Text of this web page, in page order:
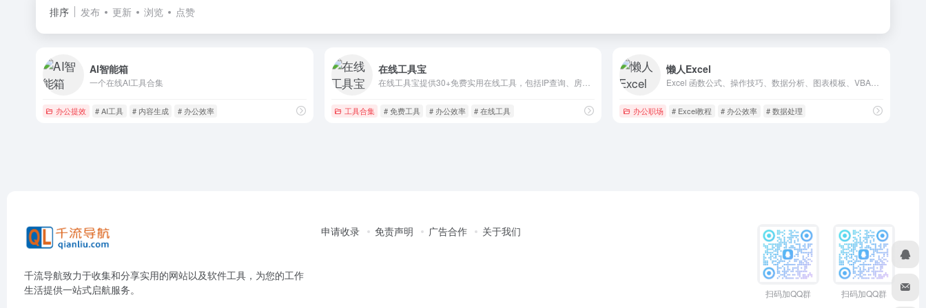
排序 发布 更新 浏览 点赞
AI智能箱
一个在线AI工具合集
办公提效 # AI工具 # 内容生成 # 办公效率
在线工具宝
在线工具宝提供30+免费实用在线工具，包括IP查询、房贷计算、大写转换、繁简转换、时间戳转换、语音文字互转、图片文字提取、视频格式转换等，无需下载安装，打开即用！
工具合集 # 免费工具 # 办公效率 # 在线工具
懒人Excel
办公职场 # Excel教程 # 办公效率 # 数据处理
千流导航致力于收集和分享实用的网站以及软件工具，为您的工作
生活提供一站式启航服务。
申请收录 免责声明 广告合作 关于我们
扫码加QQ群 扫码加QQ群